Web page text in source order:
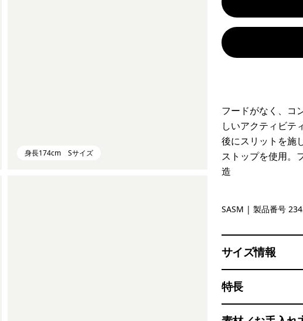
身長174cm Sサイズ
フードがなく、コ
しいアクティビテ
後にスリットを施
ストップを使用。
造
Sastrugi:
SASM | 製品番号
サイズ情報
特長